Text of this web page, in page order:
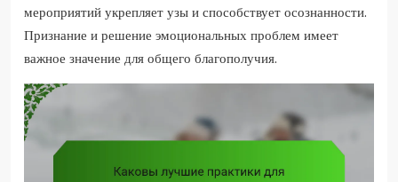
мероприятий укрепляет узы и способствует осознанности.
Признание и решение эмоциональных проблем имеет
важное значение для общего благополучия.